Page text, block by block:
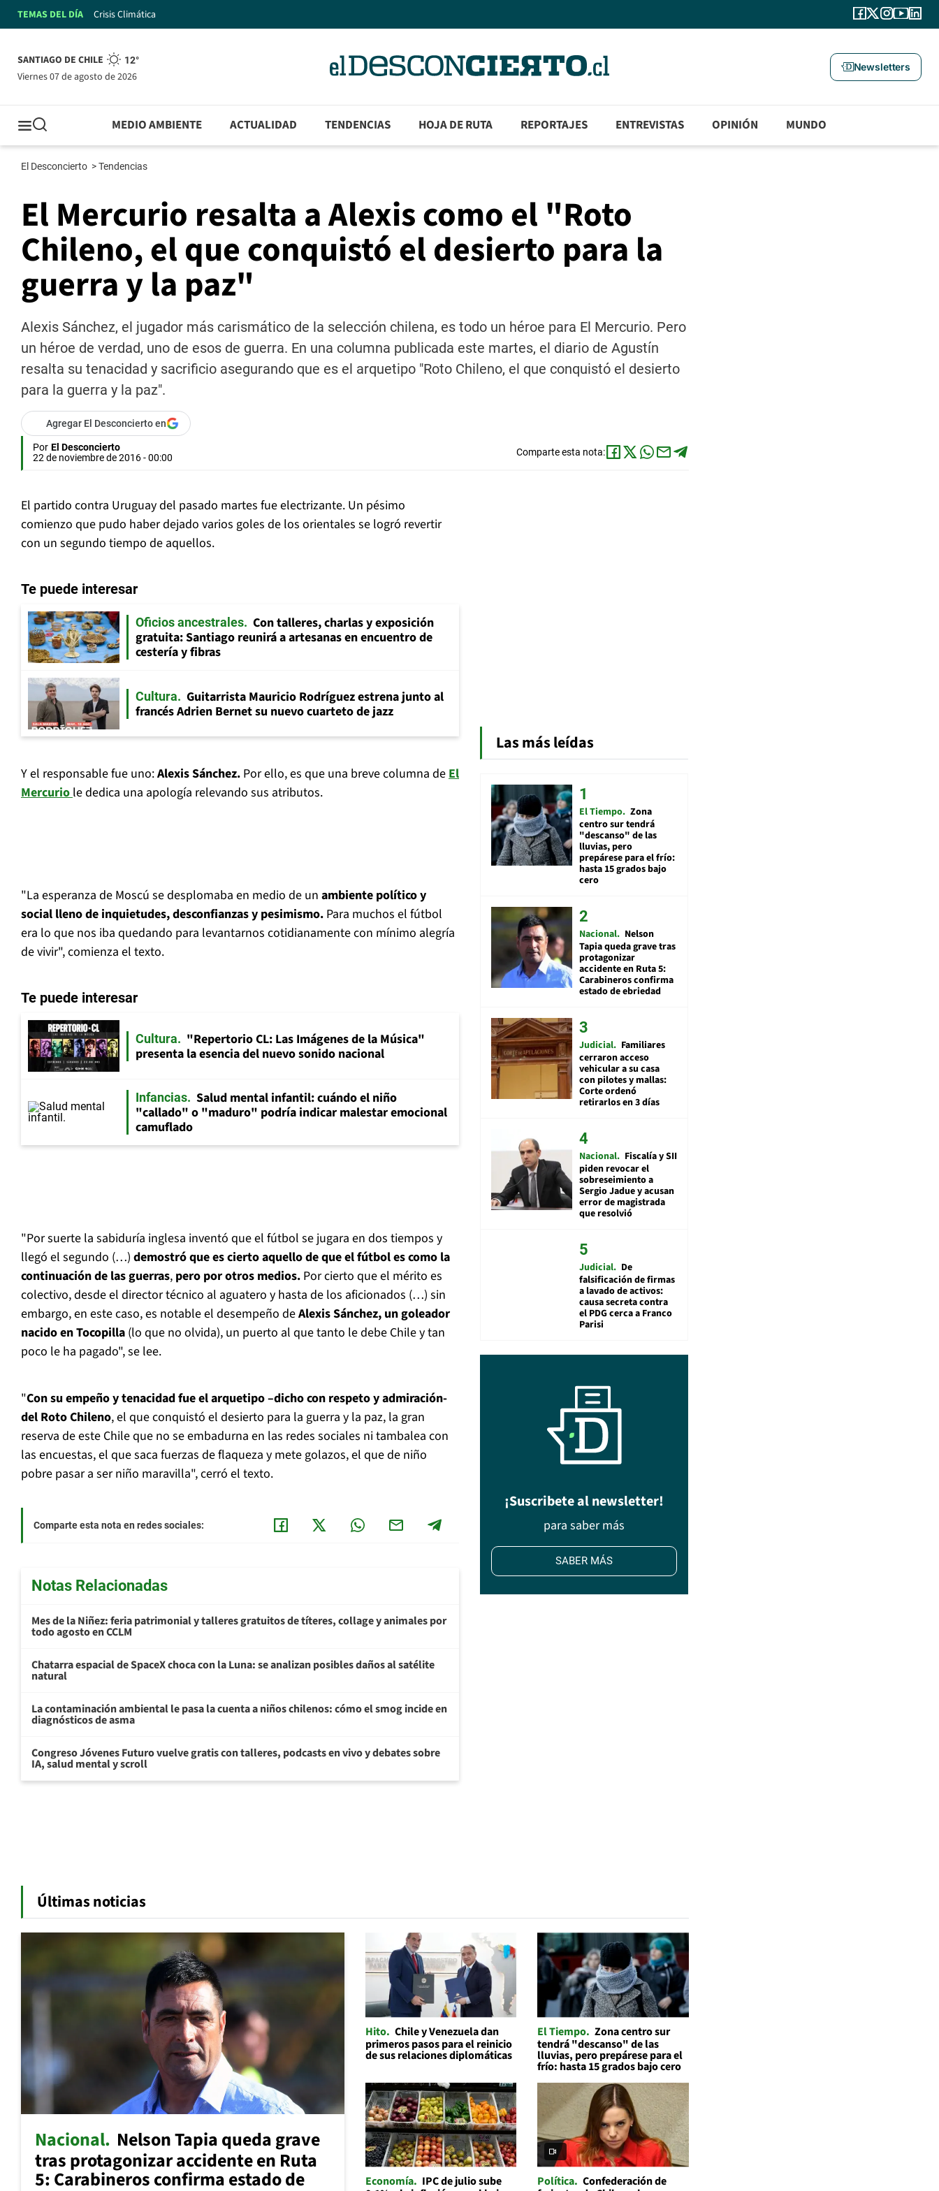
TEMAS DEL DÍA Crisis Climática
SANTIAGO DE CHILE 12°
viernes 07 de agosto de 2026
Newsletters
MEDIO AMBIENTE ACTUALIDAD TENDENCIAS HOJA DE RUTA REPORTAJES ENTREVISTAS OPINIÓN MUNDO
El Desconcierto >Tendencias
El Mercurio resalta a Alexis como el "Roto
Chileno, el que conquistó el desierto para la
guerra y la paz"
Alexis Sánchez, el jugador más carismático de la selección chilena, es todo un héroe para El Mercurio. Pero
un héroe de verdad, uno de esos de guerra. En una columna publicada este martes, el diario de Agustín
resalta su tenacidad y sacrificio asegurando que es el arquetipo "Roto Chileno, el que conquistó el desierto
para la guerra y la paz".
Agregar El Desconcierto en
Por El Desconcierto
22 de noviembre de 2016 - 00:00
Comparte esta nota:
El partido contra Uruguay del pasado martes fue electrizante. Un pésimo
comienzo que pudo haber dejado varios goles de los orientales se logró revertir
con un segundo tiempo de aquellos.
Te puede interesar
Oficios ancestrales
Con talleres, charlas y exposición
gratuita: Santiago reunirá a artesanas en encuentro de
cestería y fibras
Cultura
Guitarrista Mauricio Rodríguez estrena junto al
francés Adrien Bernet su nuevo cuarteto de jazz
Y el responsable fue uno:Alexis Sánchez. Por ello, es que una breve columna deEl
Mercuriole dedica una apología relevando sus atributos.
"La esperanza de Moscú se desplomaba en medio de un ambiente político y
social lleno de inquietudes, desconfianzas y pesimismo. Para muchos el fútbol
era lo que nos iba quedando para levantarnos cotidianamente con mínimo alegría
de vivir", comienza el texto.
Te puede interesar
Cultura
"Repertorio CL: Las Imágenes de la Música"
presenta la esencia del nuevo sonido nacional
Infancias
Salud mental infantil: cuándo el niño
"callado" o "maduro" podría indicar malestar emocional
camuflado
"Por suerte la sabiduría inglesa inventó que el fútbol se jugara en dos tiempos y
llegó el segundo (…) demostró que es cierto aquello de que el fútbol es como la
continuación de las guerras, pero por otros medios. Por cierto que el mérito es
colectivo, desde el director técnico al aguatero y hasta de los aficionados (…) sin
embargo, en este caso, es notable el desempeño deAlexis Sánchez, un goleador
nacido en Tocopilla (lo que no olvida), un puerto al que tanto le debe Chile y tan
poco le ha pagado", se lee.
"Con su empeño y tenacidad fue el arquetipo –dicho con respeto y admiración-
del Roto Chileno, el que conquistó el desierto para la guerra y la paz, la gran
reserva de este Chile que no se embadurna en las redes sociales ni tambalea con
las encuestas, el que saca fuerzas de flaqueza y mete golazos, el que de niño
pobre pasar a ser niño maravilla", cerró el texto.
Comparte esta nota en redes sociales:
Notas Relacionadas
Mes de la Niñez: feria patrimonial y talleres gratuitos de títeres, collage y animales por
todo agosto en CCLM
Chatarra espacial de SpaceX choca con la Luna: se analizan posibles daños al satélite
natural
La contaminación ambiental le pasa la cuenta a niños chilenos: cómo el smog incide en
diagnósticos de asma
Congreso Jóvenes Futuro vuelve gratis con talleres, podcasts en vivo y debates sobre
IA, salud mental y scroll
Las más leídas
El Tiempo Zona
centro sur tendrá
"descanso" de las
lluvias, pero
prepárese para el frío:
hasta 15 grados bajo
cero
Nacional Nelson
Tapia queda grave tras
protagonizar
accidente en Ruta 5:
Carabineros confirma
estado de ebriedad
Judicial Familiares
cerraron acceso
vehicular a su casa
con pilotes y mallas:
Corte ordenó
retirarlos en 3 días
Nacional Fiscalía y SII
piden revocar el
sobreseimiento a
Sergio Jadue y acusan
error de magistrada
que resolvió
Judicial De
falsificación de firmas
a lavado de activos:
causa secreta contra
el PDG cerca a Franco
Parisi
¡Suscribete al newsletter!
para saber más
SABER MÁS
Últimas noticias
Nacional Nelson Tapia queda grave
tras protagonizar accidente en Ruta
5: Carabineros confirma estado de
Hito Chile y Venezuela dan
primeros pasos para el reinicio
de sus relaciones diplomáticas
El Tiempo Zona centro sur
tendrá "descanso" de las
lluvias, pero prepárese para el
frío: hasta 15 grados bajo cero
Economía
IPC de julio sube
Política Confederación de